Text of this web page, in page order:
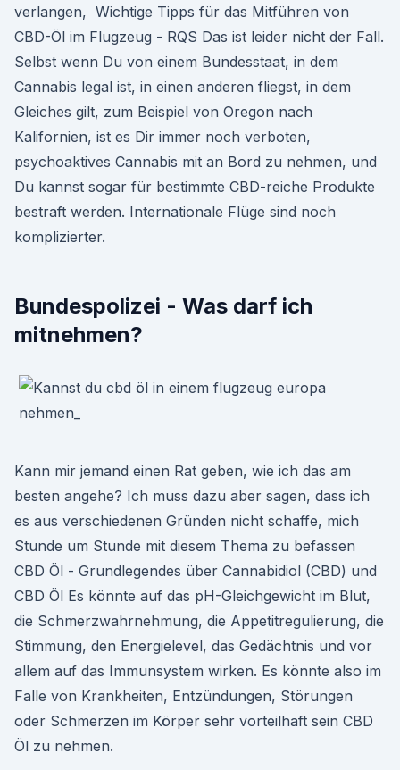
verlangen, Wichtige Tipps für das Mitführen von
CBD-Öl im Flugzeug - RQS Das ist leider nicht der Fall.
Selbst wenn Du von einem Bundesstaat, in dem
Cannabis legal ist, in einen anderen fliegst, in dem
Gleiches gilt, zum Beispiel von Oregon nach
Kalifornien, ist es Dir immer noch verboten,
psychoaktives Cannabis mit an Bord zu nehmen, und
Du kannst sogar für bestimmte CBD-reiche Produkte
bestraft werden. Internationale Flüge sind noch
komplizierter.
Bundespolizei - Was darf ich
mitnehmen?
Kann mir jemand einen Rat geben, wie ich das am
besten angehe? Ich muss dazu aber sagen, dass ich
es aus verschiedenen Gründen nicht schaffe, mich
Stunde um Stunde mit diesem Thema zu befassen
CBD Öl - Grundlegendes über Cannabidiol (CBD) und
CBD Öl Es könnte auf das pH-Gleichgewicht im Blut,
die Schmerzwahrnehmung, die Appetitregulierung, die
Stimmung, den Energielevel, das Gedächtnis und vor
allem auf das Immunsystem wirken. Es könnte also im
Falle von Krankheiten, Entzündungen, Störungen
oder Schmerzen im Körper sehr vorteilhaft sein CBD
Öl zu nehmen.